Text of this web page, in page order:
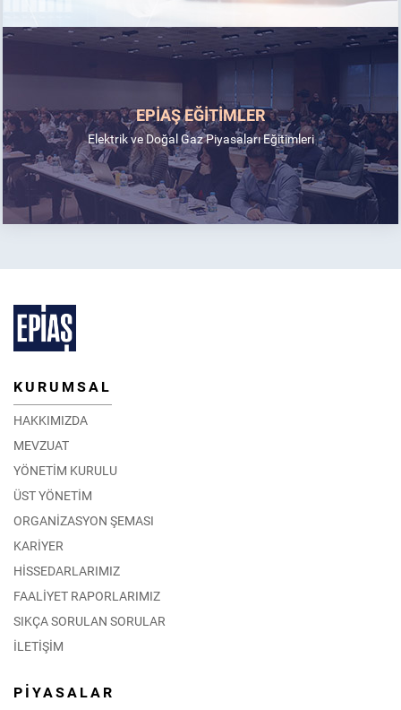
EPİAŞ EĞİTİMLER
Elektrik ve Doğal Gaz Piyasaları Eğitimleri
KURUMSAL
HAKKIMIZDA
MEVZUAT
YÖNETİM KURULU
ÜST YÖNETİM
ORGANİZASYON ŞEMASI
KARİYER
HİSSEDARLARIMIZ
FAALİYET RAPORLARIMIZ
SIKÇA SORULAN SORULAR
İLETİŞİM
PİYASALAR